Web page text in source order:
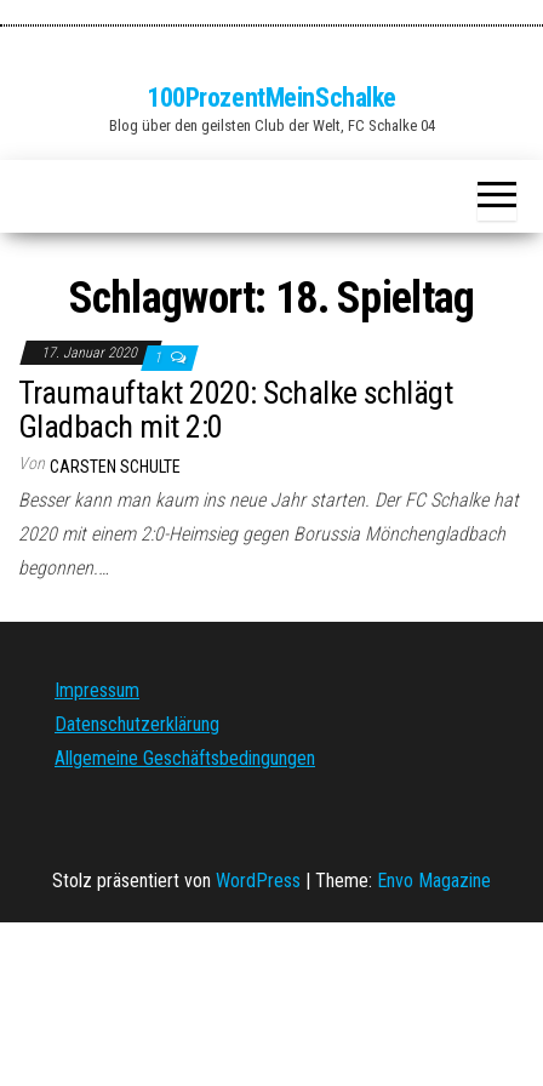
100ProzentMeinSchalke
Blog über den geilsten Club der Welt, FC Schalke 04
Schlagwort: 18. Spieltag
17. Januar 2020 1
Traumauftakt 2020: Schalke schlägt
Gladbach mit 2:0
Von CARSTEN SCHULTE
Besser kann man kaum ins neue Jahr starten. Der FC Schalke hat
2020 mit einem 2:0-Heimsieg gegen Borussia Mönchengladbach
begonnen.…
Impressum
Datenschutzerklärung
Allgemeine Geschäftsbedingungen
Stolz präsentiert von WordPress | Theme: Envo Magazine